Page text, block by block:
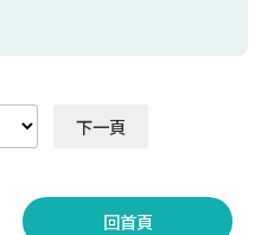
下一頁
回首頁